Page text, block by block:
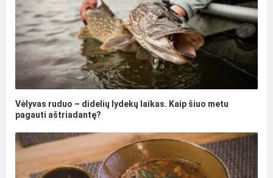
Vėlyvas ruduo – didelių lydekų laikas. Kaip šiuo metu
pagauti aštriadantę?